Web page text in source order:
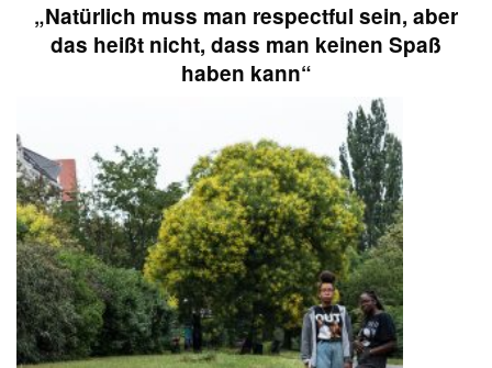
„Natürlich muss man respectful sein, aber
das heißt nicht, dass man keinen Spaß
haben kann“